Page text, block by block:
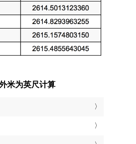
米为英尺计算